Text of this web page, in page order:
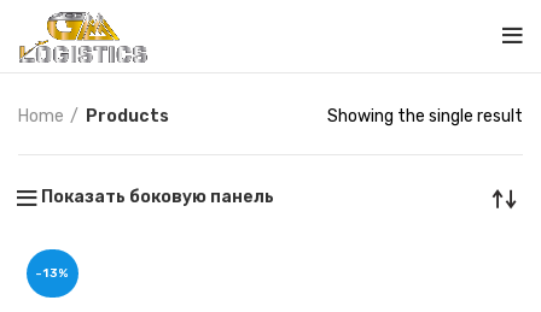
Home Products Showing the single result
Показать боковую панель
-13%